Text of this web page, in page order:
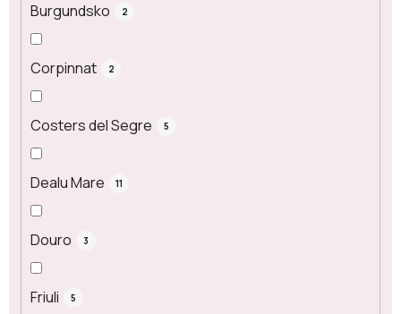
Burgundsko 2
Corpinnat 2
Costers del Segre 5
Dealu Mare 11
Douro 3
Friuli 5